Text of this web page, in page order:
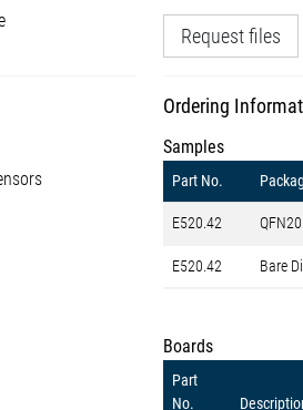
Request files
Ordering
Samples
Part No.
E520.42
E520.42 Bare
Boards
Part
No.